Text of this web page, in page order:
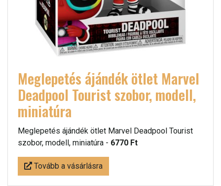
Meglepetés ájándék ötlet Marvel
Deadpool Tourist szobor, modell,
miniatúra
Meglepetés ájándék ötlet Marvel Deadpool Tourist
szobor, modell, miniatúra - 6770 Ft
Tovább a vásárlásra